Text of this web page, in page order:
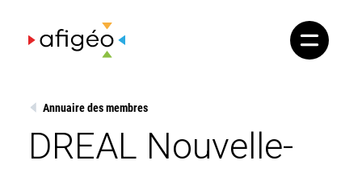
content
Annuaire des membres
DREAL Nouvelle-